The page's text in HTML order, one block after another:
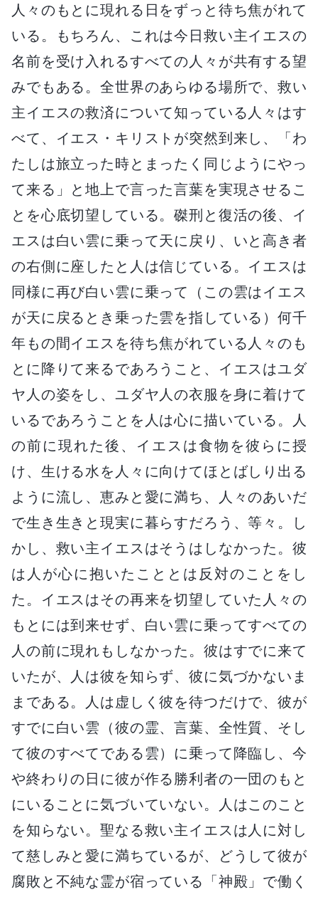
人々のもとに現れる日をずっと待ち焦がれて
いる。もちろん、これは今日救い主イエスの
名前を受け入れるすべての人々が共有する望
みでもある。全世界のあらゆる場所で、救い
主イエスの救済について知っている人々はす
べて、イエス・キリストが突然到来し、「わ
たしは旅立った時とまったく同じようにやっ
て来る」と地上で言った言葉を実現させるこ
とを心底切望している。磔刑と復活の後、イ
エスは白い雲に乗って天に戻り、いと高き者
の右側に座したと人は信じている。イエスは
同様に再び白い雲に乗って（この雲はイエス
が天に戻るとき乗った雲を指している）何千
年もの間イエスを待ち焦がれている人々のも
とに降りて来るであろうこと、イエスはユダ
ヤ人の姿をし、ユダヤ人の衣服を身に着けて
いるであろうことを人は心に描いている。人
の前に現れた後、イエスは食物を彼らに授
け、生ける水を人々に向けてほとばしり出る
ように流し、恵みと愛に満ち、人々のあいだ
で生き生きと現実に暮らすだろう、等々。し
かし、救い主イエスはそうはしなかった。彼
は人が心に抱いたこととは反対のことをし
た。イエスはその再来を切望していた人々の
もとには到来せず、白い雲に乗ってすべての
人の前に現れもしなかった。彼はすでに来て
いたが、人は彼を知らず、彼に気づかないま
まである。人は虚しく彼を待つだけで、彼が
すでに白い雲（彼の霊、言葉、全性質、そし
て彼のすべてである雲）に乗って降臨し、今
や終わりの日に彼が作る勝利者の一団のもと
にいることに気づいていない。人はこのこと
を知らない。聖なる救い主イエスは人に対し
て慈しみと愛に満ちているが、どうして彼が
腐敗と不純な霊が宿っている「神殿」で働く